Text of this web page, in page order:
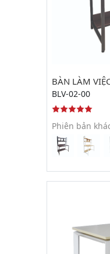
BÀN LÀM
BLV-02-00
Phiên bản